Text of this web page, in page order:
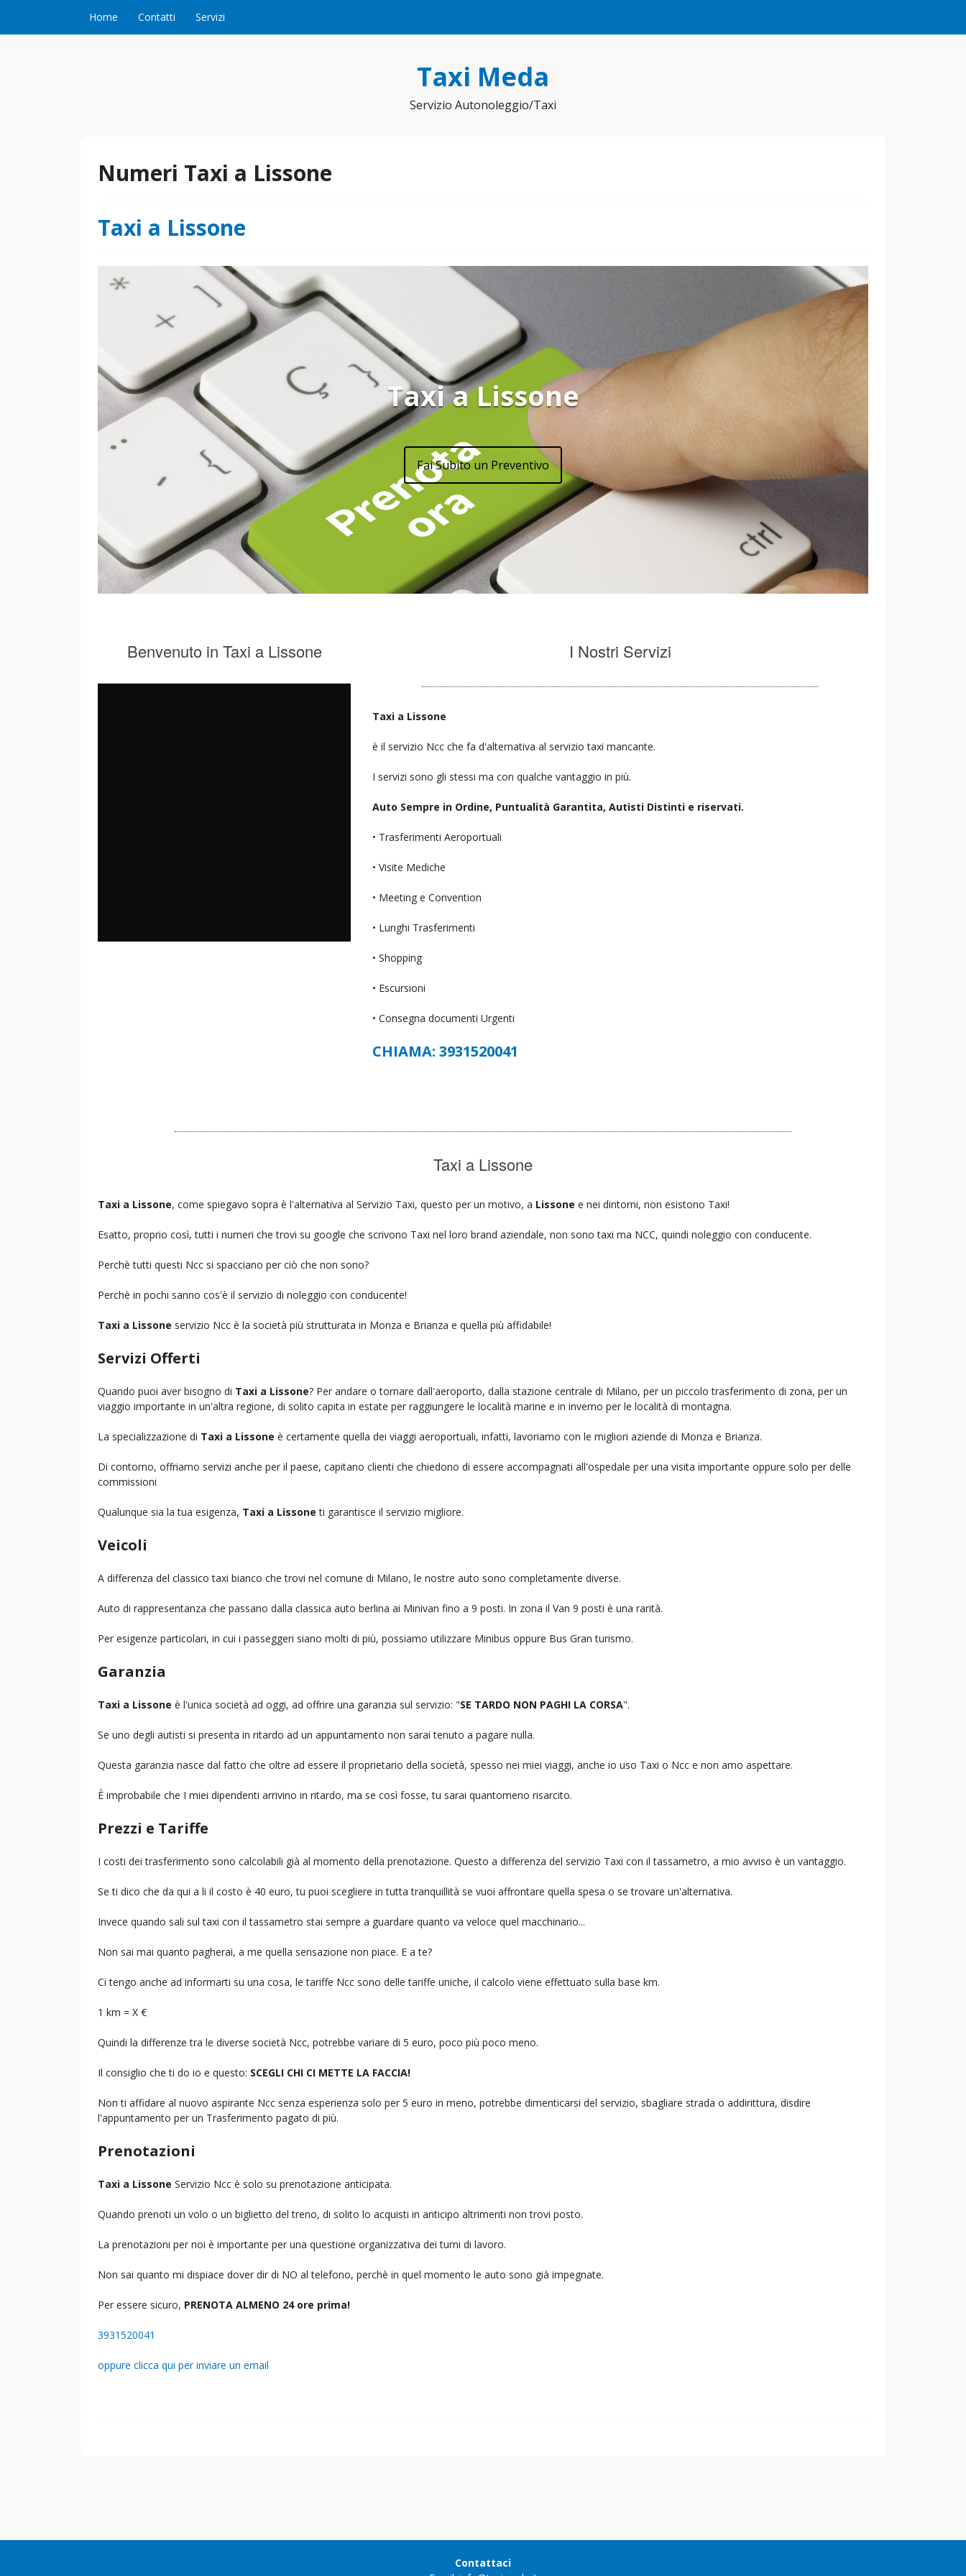
Home Contatti Servizi
Taxi Meda
Servizio Autonoleggio/Taxi
Numeri Taxi a Lissone
Taxi a Lissone
Taxi a Lissone
Fai Subito un Preventivo
Benvenuto in Taxi a Lissone I Nostri Servizi
Taxi a Lissone
è il servizio Ncc che fa d'alternativa al servizio taxi mancante.
I servizi sono gli stessi ma con qualche vantaggio in più.
Auto Sempre in Ordine, Puntualità Garantita, Autisti Distinti e riservati.
• Trasferimenti Aeroportuali
• Visite Mediche
• Meeting e Convention
• Lunghi Trasferimenti
• Shopping
• Escursioni
• Consegna documenti Urgenti
CHIAMA: 3931520041
Taxi a Lissone
Taxi a Lissone, come spiegavo sopra è l'alternativa al Servizio Taxi, questo per un motivo, a Lissone e nei dintorni, non esistono Taxi!
Esatto, proprio così, tutti i numeri che trovi su google che scrivono Taxi nel loro brand aziendale, non sono taxi ma NCC, quindi noleggio con conducente.
Perchè tutti questi Ncc si spacciano per ciò che non sono?
Perchè in pochi sanno cos'è il servizio di noleggio con conducente!
Taxi a Lissone servizio Ncc è la società più strutturata in Monza e Brianza e quella più affidabile!
Servizi Offerti
Quando puoi aver bisogno di Taxi a Lissone? Per andare o tornare dall'aeroporto, dalla stazione centrale di Milano, per un piccolo trasferimento di zona, per un
viaggio importante in un'altra regione, di solito capita in estate per raggiungere le località marine e in inverno per le località di montagna.
La specializzazione di Taxi a Lissone è certamente quella dei viaggi aeroportuali, infatti, lavoriamo con le migliori aziende di Monza e Brianza.
Di contorno, offriamo servizi anche per il paese, capitano clienti che chiedono di essere accompagnati all'ospedale per una visita importante oppure solo per delle
commissioni
Qualunque sia la tua esigenza, Taxi a Lissone ti garantisce il servizio migliore.
Veicoli
A differenza del classico taxi bianco che trovi nel comune di Milano, le nostre auto sono completamente diverse.
Auto di rappresentanza che passano dalla classica auto berlina ai Minivan fino a 9 posti. In zona il Van 9 posti è una rarità.
Per esigenze particolari, in cui i passeggeri siano molti di più, possiamo utilizzare Minibus oppure Bus Gran turismo.
Garanzia
Taxi a Lissone è l'unica società ad oggi, ad offrire una garanzia sul servizio: "SE TARDO NON PAGHI LA CORSA".
Se uno degli autisti si presenta in ritardo ad un appuntamento non sarai tenuto a pagare nulla.
Questa garanzia nasce dal fatto che oltre ad essere il proprietario della società, spesso nei miei viaggi, anche io uso Taxi o Ncc e non amo aspettare.
È improbabile che I miei dipendenti arrivino in ritardo, ma se così fosse, tu sarai quantomeno risarcito.
Prezzi e Tariffe
I costi dei trasferimento sono calcolabili già al momento della prenotazione. Questo a differenza del servizio Taxi con il tassametro, a mio avviso è un vantaggio.
Se ti dico che da qui a li il costo è 40 euro, tu puoi scegliere in tutta tranquillità se vuoi affrontare quella spesa o se trovare un'alternativa.
Invece quando sali sul taxi con il tassametro stai sempre a guardare quanto va veloce quel macchinario...
Non sai mai quanto pagherai, a me quella sensazione non piace. E a te?
Ci tengo anche ad informarti su una cosa, le tariffe Ncc sono delle tariffe uniche, il calcolo viene effettuato sulla base km.
1 km = X €
Quindi la differenze tra le diverse società Ncc, potrebbe variare di 5 euro, poco più poco meno.
Il consiglio che ti do io e questo: SCEGLI CHI CI METTE LA FACCIA!
Non ti affidare al nuovo aspirante Ncc senza esperienza solo per 5 euro in meno, potrebbe dimenticarsi del servizio, sbagliare strada o addirittura, disdire
l'appuntamento per un Trasferimento pagato di più.
Prenotazioni
Taxi a Lissone Servizio Ncc è solo su prenotazione anticipata.
Quando prenoti un volo o un biglietto del treno, di solito lo acquisti in anticipo altrimenti non trovi posto.
La prenotazioni per noi è importante per una questione organizzativa dei turni di lavoro.
Non sai quanto mi dispiace dover dir di NO al telefono, perchè in quel momento le auto sono già impegnate.
Per essere sicuro, PRENOTA ALMENO 24 ore prima!
3931520041
oppure clicca qui per inviare un email
Contattaci